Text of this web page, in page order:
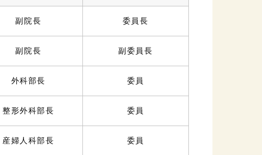
副院長 委員長
副院長 副委員長
外科部長 委員
整形外科部長 委員
産婦人科部長 委員